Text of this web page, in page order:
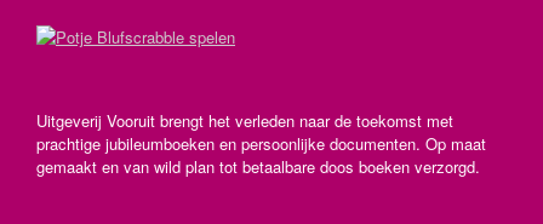
Uitgeverij Vooruit brengt het verleden naar de toekomst met
prachtige jubileumboeken en persoonlijke documenten. Op maat
gemaakt en van wild plan tot betaalbare doos boeken verzorgd.